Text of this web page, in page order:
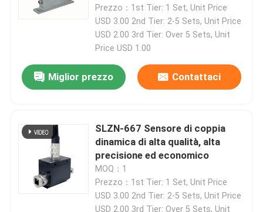
Prezzo：1st Tier: 1 Set, Unit Price
USD 3.00 2nd Tier: 2-5 Sets, Unit Price
USD 2.00 3rd Tier: Over 5 Sets, Unit
Price USD 1.00
Miglior prezzo Contattaci
SLZN-667 Sensore di coppia
dinamica di alta qualità, alta
precisione ed economico
MOQ：1
Prezzo：1st Tier: 1 Set, Unit Price
USD 3.00 2nd Tier: 2-5 Sets, Unit Price
USD 2.00 3rd Tier: Over 5 Sets, Unit